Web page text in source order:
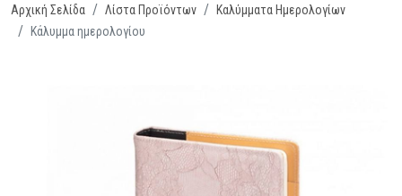
Αρχική Σελίδα Λίστα Προϊόντων
Καλύμματα Ημερολογίων
Κάλυμμα ημερολογίου